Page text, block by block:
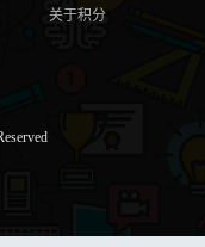
关于积分